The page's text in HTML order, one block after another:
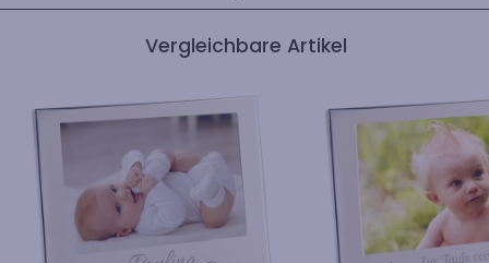
Vergleichbare Artikel